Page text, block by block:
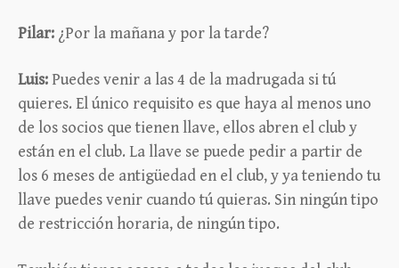
Pilar: ¿Por la mañana y por la tarde?
Luis: Puedes venir a las 4 de la madrugada si tú
quieres. El único requisito es que haya al menos uno
de los socios que tienen llave, ellos abren el club y
están en el club. La llave se puede pedir a partir de
los 6 meses de antigüedad en el club, y ya teniendo tu
llave puedes venir cuando tú quieras. Sin ningún tipo
de restricción horaria, de ningún tipo.